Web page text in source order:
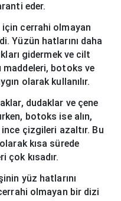
eder.
cerrahi olmayan
Yüzün hatlarını daha
gidermek ve cilt
botoks ve
olarak kullanılır.
dudaklar ve çene
botoks ise alın,
çizgileri azaltır. Bu
kısa sürede
çok kısadır.
yüz hatlarını
olmayan bir dizi